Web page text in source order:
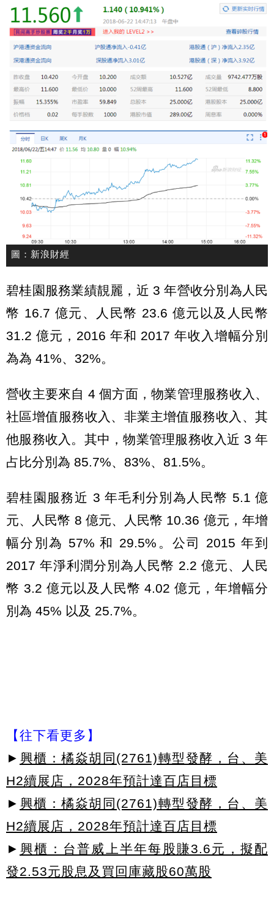
圖：新浪財經
碧桂園服務業績靚麗，近 3 年營收分別為人民
幣 16.7 億元、人民幣 23.6 億元以及人民幣
31.2 億元，2016 年和 2017 年收入增幅分別
為為 41%、32%。
營收主要來自 4 個方面，物業管理服務收入、
社區增值服務收入、非業主增值服務收入、其
他服務收入。其中，物業管理服務收入近 3 年
占比分別為 85.7%、83%、81.5%。
碧桂園服務近 3 年毛利分別為人民幣 5.1 億
元、人民幣 8 億元、人民幣 10.36 億元，年增
幅分別為 57% 和 29.5%。公司 2015 年到
2017 年淨利潤分別為人民幣 2.2 億元、人民
幣 3.2 億元以及人民幣 4.02 億元，年增幅分
別為 45% 以及 25.7%。
【往下看更多】
► 興櫃：橘焱胡同(2761)轉型發酵，台、美
H2續展店，2028年預計達百店目標
► 興櫃：橘焱胡同(2761)轉型發酵，台、美
H2續展店，2028年預計達百店目標
► 興櫃：台普威上半年每股賺3.6元，擬配
發2.53元股息及買回庫藏股60萬股